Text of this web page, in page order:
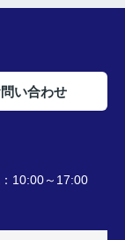
い合わせ
10:00～17:00